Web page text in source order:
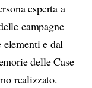
esperta a
campagne
elementi e dal
delle Case
realizzato.